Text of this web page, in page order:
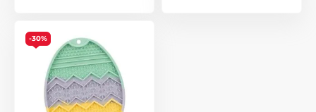
-30%